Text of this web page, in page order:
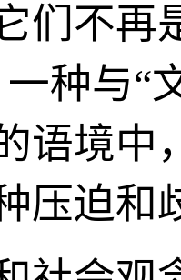
们不再
种与“
语境中
压迫和